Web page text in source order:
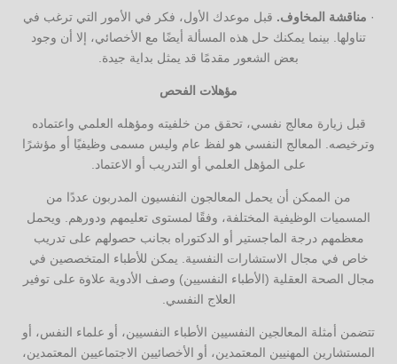
· مناقشة المخاوف. قبل موعدك الأول، فكر في الأمور التي ترغب في
تناولها. بينما يمكنك حل هذه المسألة أيضًا مع الأخصائي، إلا أن وجود
بعض الشعور مقدمًا قد يمثل بداية جيدة.
مؤهلات الفحص
قبل زيارة معالج نفسي، تحقق من خلفيته ومؤهله العلمي واعتماده
وترخيصه. المعالج النفسي هو لفظ عام وليس مسمى وظيفيًا أو مؤشرًا
على المؤهل العلمي أو التدريب أو الاعتماد.
من الممكن أن يحمل المعالجون النفسيون المدربون عددًا من
المسميات الوظيفية المختلفة، وفقًا لمستوى تعليمهم ودورهم. ويحمل
معظمهم درجة الماجستير أو الدكتوراه بجانب حصولهم على تدريب
خاص في مجال الاستشارات النفسية. يمكن للأطباء المتخصصين في
مجال الصحة العقلية (الأطباء النفسيين) وصف الأدوية علاوة على توفير
العلاج النفسي.
تتضمن أمثلة المعالجين النفسيين الأطباء النفسيين، أو علماء النفس، أو
المستشارين المهنيين المعتمدين، أو الأخصائيين الاجتماعيين المعتمدين،